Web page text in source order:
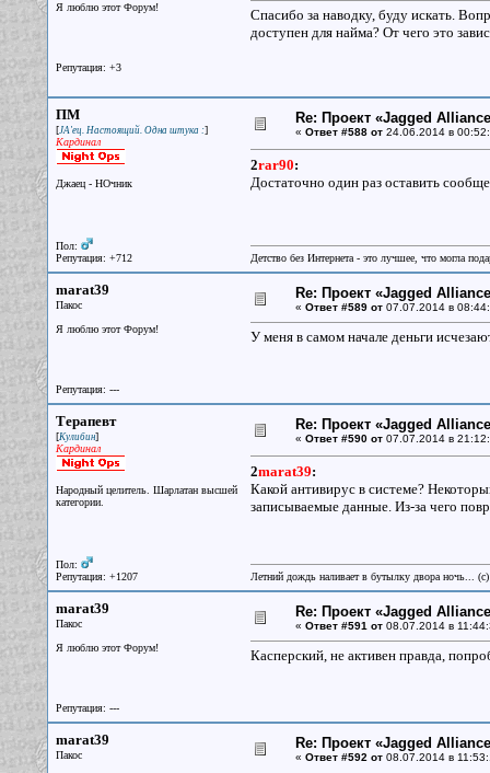
Я люблю этот Форум!
Репутация: +3
Спасибо за наводку, буду искать.
доступен для найма? От чего это
ПМ
[JA'ец. Настоящий. Одна штука :]
Кардинал
Джаец - НОчник
Пол:
Репутация: +712
Re: Проект «Jagged
« Ответ #588 от24.06.2014 в
2rar90:
Достаточно один раз оставить
Детство без Интернета - это лучшее, что могла
marat39
Пакос
Я люблю этот Форум!
Репутация: ---
Re: Проект «Jagged
« Ответ #589 от07.07.2014 в
У меня в самом начале деньги
Терапевт
[Кулибин]
Кардинал
Народный целитель. Шарлатан высшей
категории.
Пол:
Репутация: +1207
Re: Проект «Jagged
« Ответ #590 от07.07.2014 в
2marat39:
Какой антивирус в системе?
записываемые данные. Из-за чего
Летний дождь наливает в бутылку двора ночь...
marat39
Пакос
Я люблю этот Форум!
Репутация: ---
Re: Проект «Jagged
« Ответ #591 от08.07.2014 в
Касперский, не активен правда,
marat39
Пакос
Re: Проект «Jagged
« Ответ #592 от08.07.2014 в